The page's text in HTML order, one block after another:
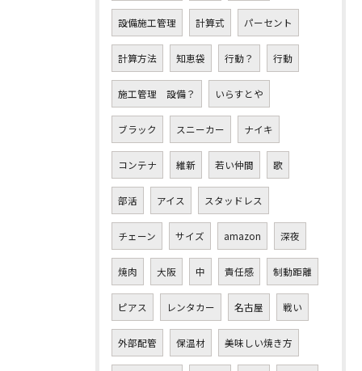
設備施工管理 計算式 パーセント
計算方法 知恵袋 行動？ 行動
施工管理 設備？ いらすとや
ブラック スニーカー ナイキ
コンテナ 維新 若い仲間 歌
部活 アイス スタッドレス
チェーン サイズ amazon 深夜
焼肉 大阪 中 責任感 制動距離
ピアス レンタカー 名古屋 戦い
外部配管 保温材 美味しい焼き方